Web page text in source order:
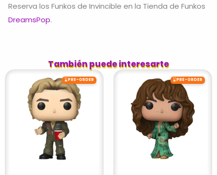
Reserva los Funkos de Invincible en la Tienda de Funkos
DreamsPop.
También puede interesarte
⌛PRE-ORDER ⌛PRE-ORDER